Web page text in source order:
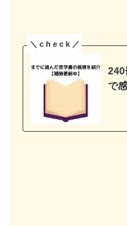
240
で